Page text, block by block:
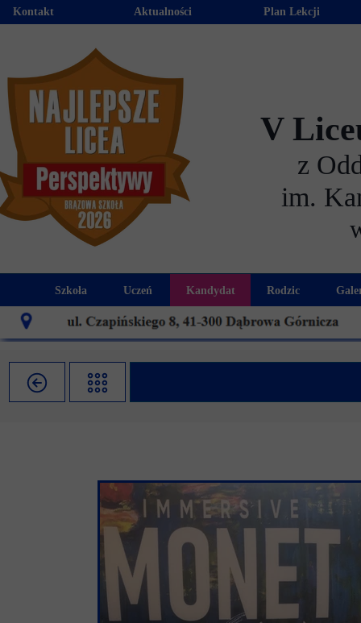
Rodzic
Harmonogram
Szkoła
Historia szkoły
Misja szkoły
Sukcesy
Edukator roku
Ambasador Zamoyskiego
Biblioteka szkolna
Pedagog i Psycholog
Uczeń
Kalendarz roku szkolnego
Wykaz podręczników
Projekty edukacyjne
Rzecznik Praw Ucznia
mLegitymacja
Konkursy, wykłady
Kandydat
Aktualności dla
Dlaczego Zamoyski?
System rekrutacji
V
z
im.
Plan Lekcji
Aktualności
Kontakt